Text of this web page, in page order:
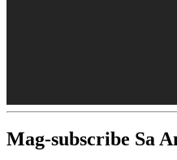
Mag-subscribe Sa